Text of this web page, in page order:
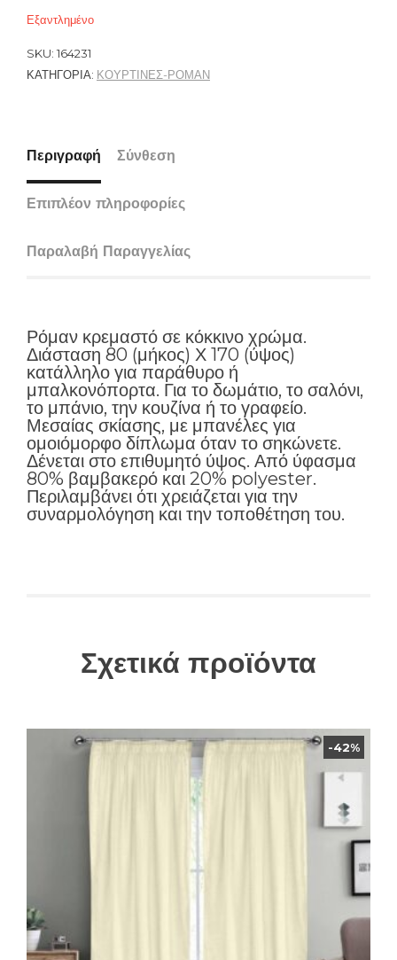
Εξαντλημένο
SKU: 164231
ΚΑΤΗΓΟΡΊΑ: ΚΟΥΡΤΙΝΕΣ-ΡΟΜΑΝ
Περιγραφή Σύνθεση
Επιπλέον πληροφορίες
Παραλαβή Παραγγελίας
Ρόμαν κρεμαστό σε κόκκινο χρώμα.
Διάσταση 80 (μήκος) Χ 170 (ύψος)
κατάλληλο για παράθυρο ή
μπαλκονόπορτα. Για το δωμάτιο, το σαλόνι,
το μπάνιο, την κουζίνα ή το γραφείο.
Μεσαίας σκίασης, με μπανέλες για
ομοιόμορφο δίπλωμα όταν το σηκώνετε.
Δένεται στο επιθυμητό ύψος. Από ύφασμα
80% βαμβακερό και 20% polyester.
Περιλαμβάνει ότι χρειάζεται για την
συναρμολόγηση και την τοποθέτηση του.
Σχετικά προϊόντα
-42%